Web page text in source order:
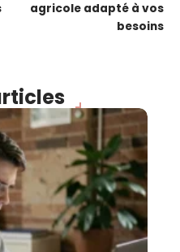
agricole adapté à vos
besoins